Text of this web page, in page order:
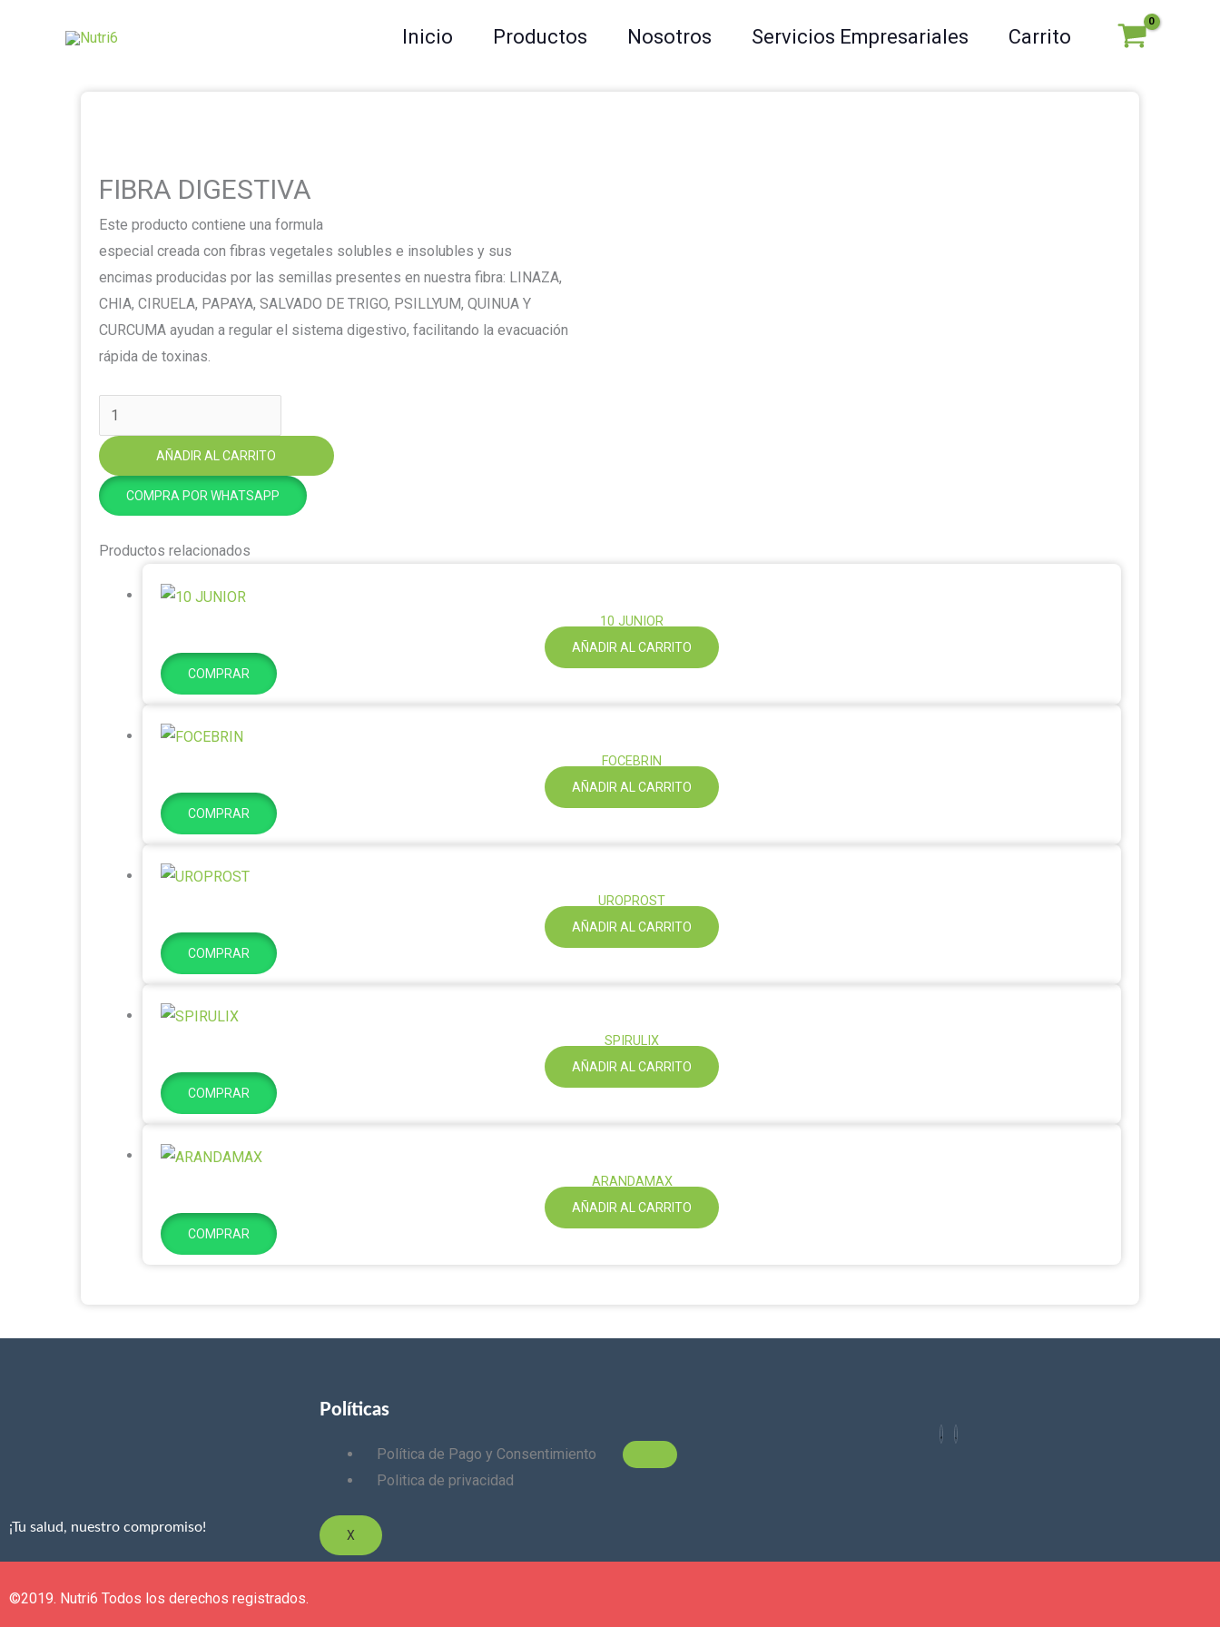
Inicio Productos Nosotros Servicios Empresariales Carrito
FIBRA DIGESTIVA
Este producto contiene una formula
especial creada con fibras vegetales solubles e insolubles y sus
encimas producidas por las semillas presentes en nuestra fibra: LINAZA,
CHIA, CIRUELA, PAPAYA, SALVADO DE TRIGO, PSILLYUM, QUINUA Y
CURCUMA ayudan a regular el sistema digestivo, facilitando la evacuación
rápida de toxinas.
DIGESTIVA
AÑADIR AL CARRITO
COMPRA POR WHATSAPP
Productos relacionados
10 JUNIOR
AÑADIR AL CARRITO
COMPRAR
FOCEBRIN
AÑADIR AL CARRITO
COMPRAR
UROPROST
AÑADIR AL CARRITO
COMPRAR
SPIRULIX
AÑADIR AL CARRITO
COMPRAR
ARANDAMAX
AÑADIR AL CARRITO
COMPRAR
¡Tu salud, nuestro compromiso!
Políticas
Política de Pago y Consentimiento
Politica de privacidad
X
©2019. Nutri6 Todos los derechos registrados.